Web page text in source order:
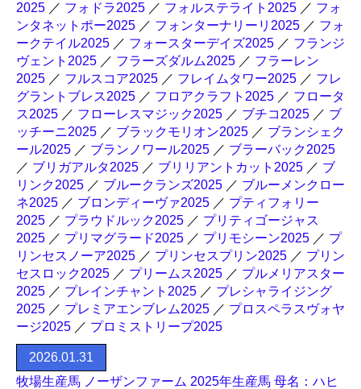
2025 ／ フォドラ2025 ／ フォルステライト2025 ／ フォ
ンタネットポー2025 ／ フォンターナリーリ2025 ／ フォ
ークテイル2025 ／ フォースターデイズ2025 ／ フランジ
ヴェント2025 ／ フラーズダルム2025 ／ フラーレン
2025 ／ フルスコア2025 ／ フレイムタワー2025 ／ フレ
グラントブレス2025 ／ フロアクラフト2025 ／ フロータ
ス2025 ／ フローレスマジック2025 ／ ブチコ2025 ／ ブ
ッチーニ2025 ／ ブラックモリオン2025 ／ ブランシェク
ール2025 ／ ブランノワール2025 ／ ブラーバック2025
／ ブリガアルタ2025 ／ ブリリアントカット2025 ／ ブ
リンク2025 ／ ブルークランズ2025 ／ ブルーメンクロー
ネ2025 ／ ブロンディーヴァ2025 ／ プティフォリー
2025 ／ プラウドルック2025 ／ プリティゴージャス
2025 ／ プリマグラード2025 ／ プリモシーン2025 ／ プ
リンセスノーア2025 ／ プリンセスプリン2025 ／ プリン
セスロック2025 ／ プリームス2025 ／ プルメリアスター
2025 ／ プレインチャント2025 ／ プレシャライジング
2025 ／ プレミアエンブレム2025 ／ プロスペラスヴォヤ
ージ2025 ／ プロミストリープ2025
2026.01.31
牧場生産馬 ノーザンファーム 2025年生産馬 母名：ハヒ